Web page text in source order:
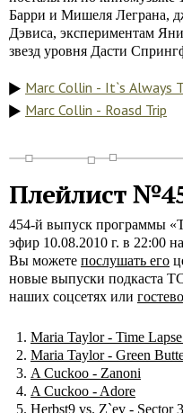
Барри и Мишеля Леграна,
Дэвиса, экспериментам
звезд уровня Дасти
Marc Collin - It`s Always
Marc Collin - Roasd Trip
Плейлист
454-й выпуск программы
эфир 10.08.2010 г. в 22:00
Вы можете послушать его
новые выпуски подкаста
наших соцсетях или
Maria Taylor - Time
Maria Taylor - Green
A Cuckoo - Zanoni
A Cuckoo - Adore
Herbst9 vs. Z`ev - Sector